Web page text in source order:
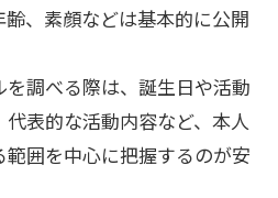
、素顔などは基本的に公開
調べる際は、誕生日や活動
表的な活動内容など、本人
囲を中心に把握するのが安